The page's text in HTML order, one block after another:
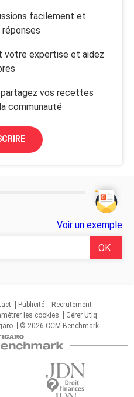
facilement et
votre expertise et aidez
vos recettes
communauté
Voir un exemple
Publicité
Recrutement
les cookies
Gérer Utiq
© 2026 CCM Benchmark